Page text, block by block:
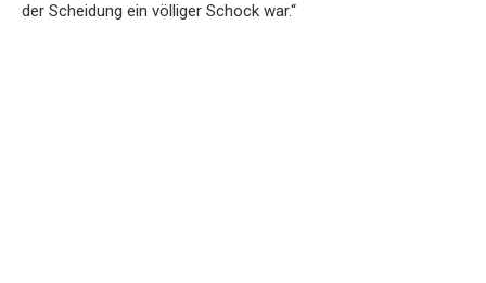
der Scheidung ein völliger Schock war.“